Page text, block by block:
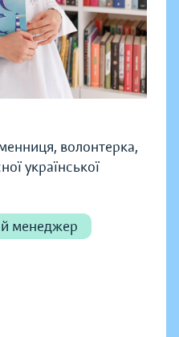
волонтерка,
української
менеджер